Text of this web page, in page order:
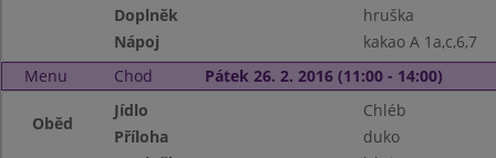
Doplněk
hruška
Nápoj
kakao A 1a,c,6,7
Menu
Chod Pátek 26. 2. 2016 (11:00 - 14:00)
Oběd
Jídlo
Chléb
Příloha
duko